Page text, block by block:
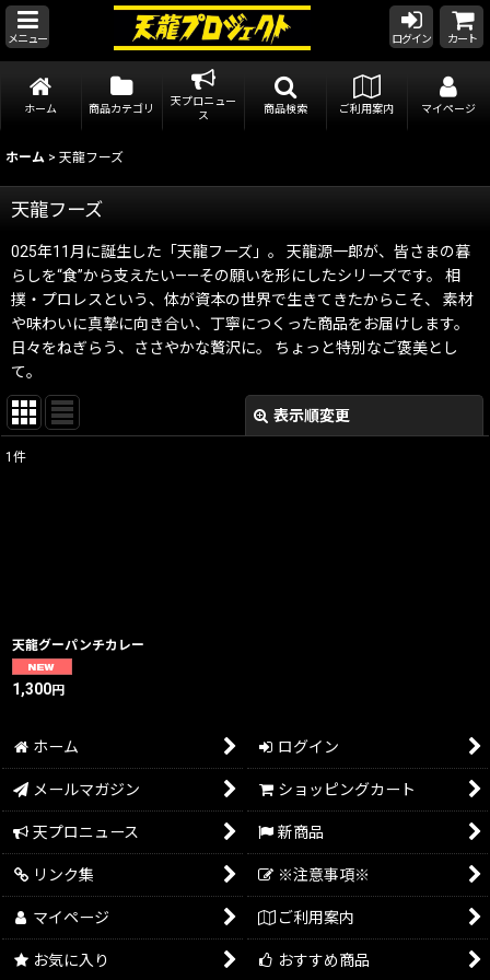
メニュー ログイン カート
ホーム 商品カテゴリ
天プロニュー
ス
商品検索 ご利用案内 マイページ
ホーム > 天龍フーズ
天龍フーズ
025年11月に誕生した「天龍フーズ」。 天龍源一郎が、皆さまの暮
らしを“食”から支えたい——その願いを形にしたシリーズです。 相
撲・プロレスという、体が資本の世界で生きてきたからこそ、 素材
や味わいに真摯に向き合い、丁寧につくった商品をお届けします。
日々をねぎらう、ささやかな贅沢に。 ちょっと特別なご褒美とし
て。
表示順変更
1 件
天龍グーパンチカレー
1,300円
ホーム ログイン
メールマガジン ショッピングカート
天プロニュース 新商品
リンク集 ※注意事項※
マイページ ご利用案内
お気に入り おすすめ商品